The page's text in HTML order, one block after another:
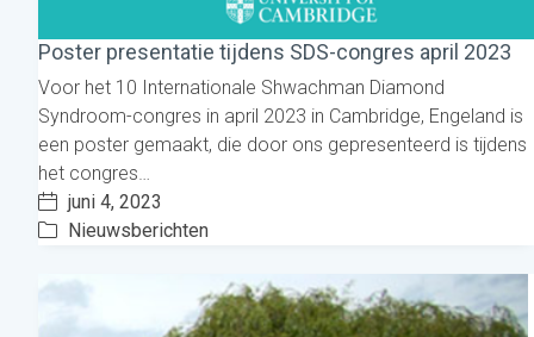
Poster presentatie tijdens SDS-congres april 2023
Voor het 10 Internationale Shwachman Diamond
Syndroom-congres in april 2023 in Cambridge, Engeland is
een poster gemaakt, die door ons gepresenteerd is tijdens
het congres…
juni 4, 2023
Nieuwsberichten